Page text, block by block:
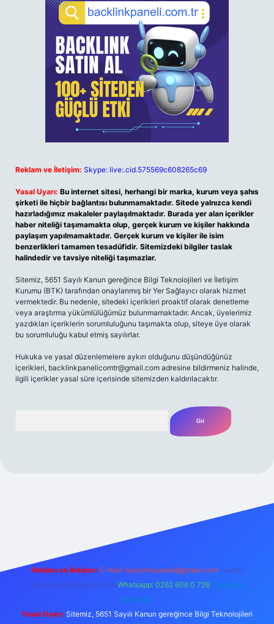
Reklam ve İletişim: Skype: live:.cid.575569c608265c69
Yasal Uyarı: Bu internet sitesi, herhangi bir marka, kurum veya şahıs
şirketi ile hiçbir bağlantısı bulunmamaktadır. Sitede yalnızca kendi
hazırladığımız makaleler paylaşılmaktadır. Burada yer alan içerikler
haber niteliği taşımamakta olup, gerçek kurum ve kişiler hakkında
paylaşım yapılmamaktadır. Gerçek kurum ve kişiler ile isim
benzerlikleri tamamen tesadüfidir. Sitemizdeki bilgiler taslak
halindedir ve tavsiye niteliği taşımazlar.
Sitemiz, 5651 Sayılı Kanun gereğince Bilgi Teknolojileri ve İletişim
Kurumu (BTK) tarafından onaylanmış bir Yer Sağlayıcı olarak hizmet
vermektedir. Bu nedenle, sitedeki içerikleri proaktif olarak denetleme
veya araştırma yükümlülüğümüz bulunmamaktadır. Ancak, üyelerimiz
yazdıkları içeriklerin sorumluluğunu taşımakta olup, siteye üye olarak
bu sorumluluğu kabul etmiş sayılırlar.
Hukuka ve yasal düzenlemelere aykırı olduğunu düşündüğünüz
içerikleri, backlinkpanelicomtr@gmail.com adresine bildirmeniz halinde,
ilgili içerikler yasal süre içerisinde sitemizden kaldırılacaktır.
Reklam ve İletişim: E-mail: backlinkpaneli@gmail.com Teams:
forumhizmeti@gmail.com Whatsapp: 0262 606 0 726 Telegram:
@karabul
Yasal Uyarı: Sitemiz, 5651 Sayılı Kanun gereğince Bilgi Teknolojileri